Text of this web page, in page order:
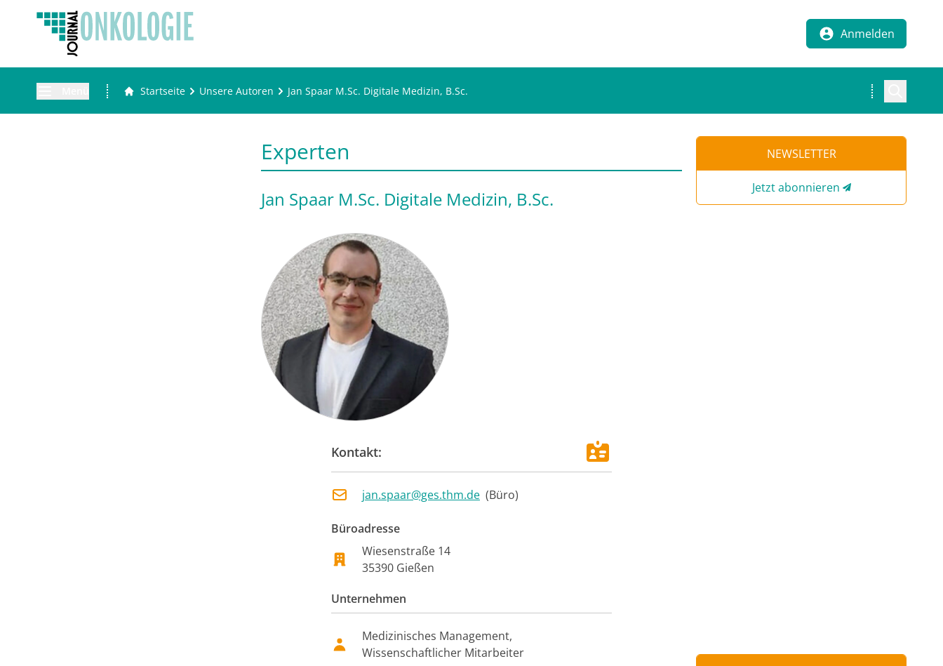
Anmelden
Startseite Unsere Autoren Jan Spaar M.Sc. Digitale Medizin, B.Sc.
Experten
Jan Spaar M.Sc. Digitale Medizin, B.Sc.
Kontakt:
jan.spaar@ges.thm.de (Büro)
Büroadresse
Wiesenstraße 14
35390 Gießen
Unternehmen
Medizinisches Management,
Wissenschaftlicher Mitarbeiter
NEWSLETTER
Jetzt abonnieren